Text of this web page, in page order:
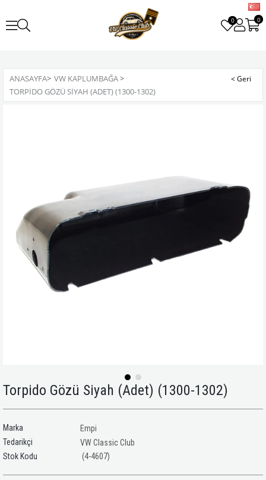
0 0
ANASAYFA> VW KAPLUMBAĞA>
TORPIDO GÖZÜ SIYAH (ADET) (1300-1302)
Torpido Gözü Siyah (Adet) (1300-1302)
Marka
Empi
Tedarikçi
VW Classic Club
(4-4607)